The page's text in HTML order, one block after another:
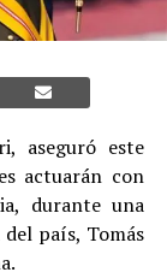
aseguró este
actuarán con
durante una
país, Tomás